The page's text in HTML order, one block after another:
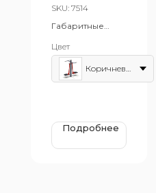
SKU: 7514
Габаритные
850x1470 мм
Возрастная
группа: от 14 лет
Цвет
Коричнево-красный
Подробнее